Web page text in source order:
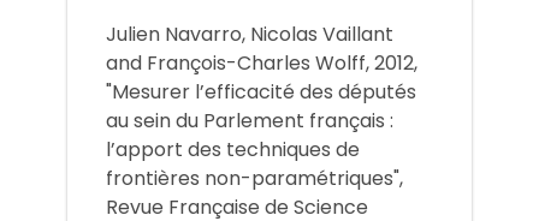
Julien Navarro, Nicolas Vaillant
and François-Charles Wolff, 2012,
"Mesurer l’efficacité des députés
au sein du Parlement français :
l’apport des techniques de
frontières non-paramétriques",
Revue Française de Science